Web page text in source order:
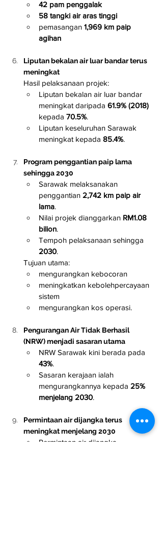
42 pam penggalak
58 tangki air aras tinggi
pemasangan 1,969 km paip
agihan
Liputan bekalan air luar bandar terus
meningkat
Hasil pelaksanaan projek:
Liputan bekalan air luar bandar
meningkat daripada 61.9% (2018)
kepada 70.5%.
Liputan keseluruhan Sarawak
meningkat kepada 85.4%.
Program penggantian paip lama
sehingga 2030
Sarawak melaksanakan
penggantian 2,742 km paip air
lama.
Nilai projek dianggarkan RM1.08
bilion.
Tempoh pelaksanaan sehingga
2030.
Tujuan utama:
mengurangkan kebocoran
meningkatkan kebolehpercayaan
sistem
mengurangkan kos operasi.
Pengurangan Air Tidak Berhasil
(NRW) menjadi sasaran utama
NRW Sarawak kini berada pada
43%.
Sasaran kerajaan ialah
mengurangkannya kepada 25%
menjelang 2030.
Permintaan air dijangka terus
meningkat menjelang 2030
Permintaan air dijangka